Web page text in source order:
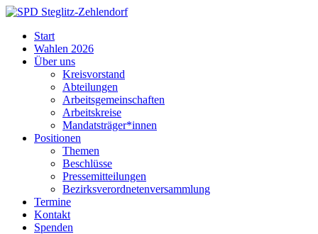
Skip
content
Steglitz-
Zehlendorf
Start
Wahlen 2026
Über uns
Kreisvorstand
Abteilungen
Arbeitsgemeinschaften
Arbeitskreise
Mandatsträger*innen
Positionen
Themen
Beschlüsse
Pressemitteilungen
Bezirksverordnetenversammlung
Termine
Kontakt
Spenden